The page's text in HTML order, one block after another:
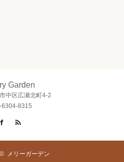
Garden
中区広瀬北町4-2
6304-8315
Facebook
メリーガーデン